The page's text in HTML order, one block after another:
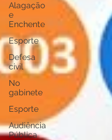
Alagação
e
Enchente
Esporte
Defesa
civil
No
gabinete
Esporte
Audiência
Pública